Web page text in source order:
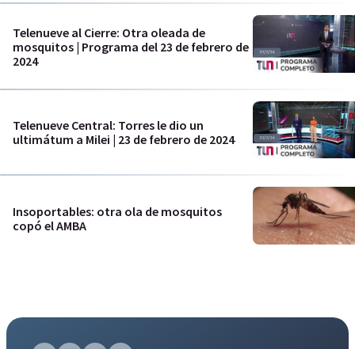
Telenueve al Cierre: Otra oleada de
mosquitos | Programa del 23 de febrero de
2024
Telenueve Central: Torres le dio un
ultimátum a Milei | 23 de febrero de 2024
Insoportables: otra ola de mosquitos
copó el AMBA